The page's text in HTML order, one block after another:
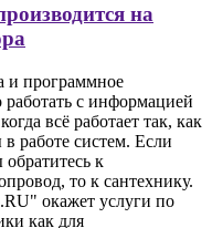
на
и программное
с информацией
всё работает так, как
работе систем. Если
к
то к сантехнику.
окажет услуги по
как для